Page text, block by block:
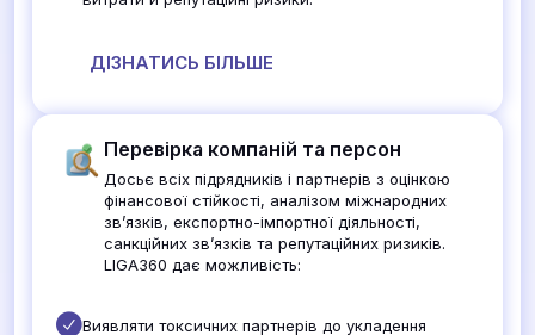
ДІЗНАТИСЬ БІЛЬШЕ
Перевірка компаній та персон
Досьє всіх підрядників і партнерів з оцінкою
фінансової стійкості, аналізом міжнародних
зв’язків, експортно-імпортної діяльності,
санкційних зв’язків та репутаційних ризиків.
LIGA360 дає можливість:
Виявляти токсичних партнерів до укладення